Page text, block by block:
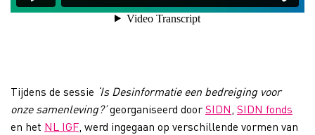
Tijdens de sessie ‘Is Desinformatie een bedreiging voor
onze samenleving?’georganiseerd doorSIDN SIDN fonds
en het NL IGF , werd ingegaan op verschillende vormen van